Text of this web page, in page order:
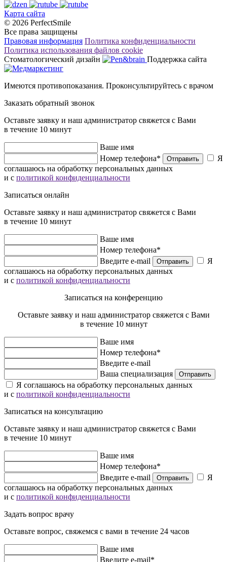
Карта сайта
© 2026 PerfectSmile
Все права защищены
Правовая информация Политика конфиденциальности
Политика использования файлов cookie
Стоматологический дизайн
Поддержка сайта
Имеются противопоказания. Проконсультируйтесь с врачом
Заказать обратный звонок
Оставьте заявку и наш администратор свяжется с Вами
в течение 10 минут
Ваше имя
Номер телефона*
Отправить
Я
соглашаюсь на обработку персональных данных
и с политикой конфиденциальности
Записаться онлайн
Оставьте заявку и наш администратор свяжется с Вами
в течение 10 минут
Ваше имя
Номер телефона*
Введите e-mail
Отправить
Я
соглашаюсь на обработку персональных данных
и с политикой конфиденциальности
Записаться на конференцию
Оставьте заявку и наш администратор свяжется с Вами
в течение 10 минут
Ваше имя
Номер телефона*
Введите e-mail
Ваша специализация
Отправить
Я соглашаюсь на обработку персональных данных
и с политикой конфиденциальности
Записаться на консультацию
Оставьте заявку и наш администратор свяжется с Вами
в течение 10 минут
Ваше имя
Номер телефона*
Введите e-mail
Отправить
Я
соглашаюсь на обработку персональных данных
и с политикой конфиденциальности
Задать вопрос врачу
Оставьте вопрос, свяжемся с вами в течение 24 часов
Ваше имя
Введите e-mail*